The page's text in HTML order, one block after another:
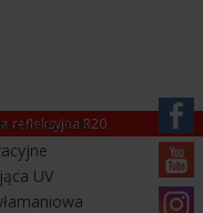
UV
refleksyjna R20